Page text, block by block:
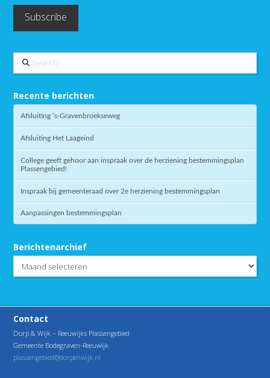
Search
Recente berichten
Afsluiting ‘s-Gravenbroekseweg
Afsluiting Het Laageind
College geeft gehoor aan inspraak over de herziening bestemmingsplan
Plassengebied!
Inspraak bij gemeenteraad over 2e herziening bestemmingsplan
Aanpassingen bestemmingsplan
Berichtenarchief
Contact
Dorp & Wijk – Reeuwijks Plassengebied
Gemeente Bodegraven-Reeuwijk
plassengebied@dorpenwijk.nl